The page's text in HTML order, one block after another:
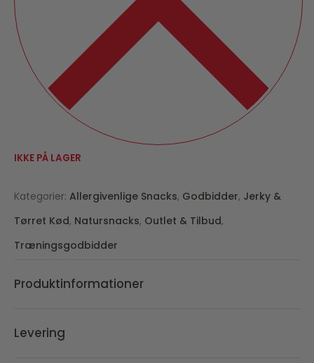
IKKE PÅ LAGER
Kategorier: Allergivenlige Snacks, Godbidder, Jerky &
Tørret Kød, Natursnacks, Outlet & Tilbud,
Træningsgodbidder
Produktinformationer
Levering